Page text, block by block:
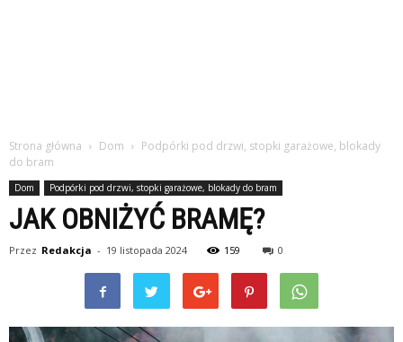
Strona główna Dom
Podpórki pod drzwi, stopki garażowe, blokady
do bram
Dom Podpórki pod drzwi, stopki garażowe, blokady do bram
JAK OBNIŻYĆ BRAMĘ?
Przez Redakcja - 19 listopada 2024 159 0